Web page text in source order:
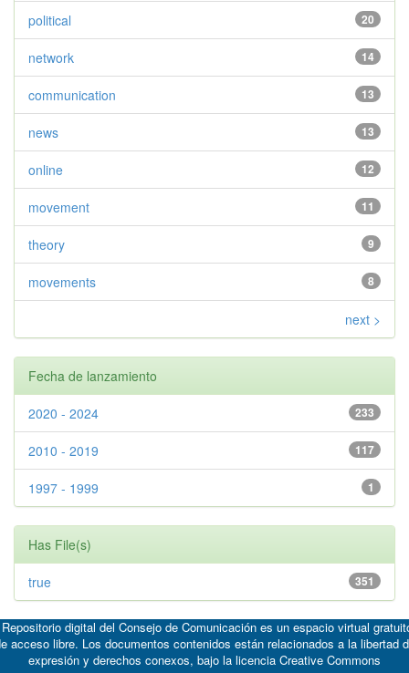
20
political
14
network
13
communication
13
news
12
online
11
movement
9
theory
8
movements
next >
Fecha de lanzamiento
233
2020 - 2024
117
2010 - 2019
1
1997 - 1999
Has File(s)
351
true
digital del Consejo de Comunicación es un espacio virtual
acceso libre. Los documentos contenidos están relacionados a la libertad
expresión y derechos conexos, bajo la licencia Creative Commons